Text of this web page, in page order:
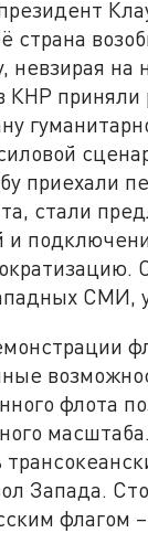
страна
невзирая на
КНР приняли
приехали
стали
и
СМИ,
флота
Запада.
флагом